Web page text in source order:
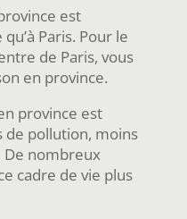
est
Paris. Pour le
de Paris, vous
en province.
province est
de pollution, moins
nombreux
cadre de vie plus